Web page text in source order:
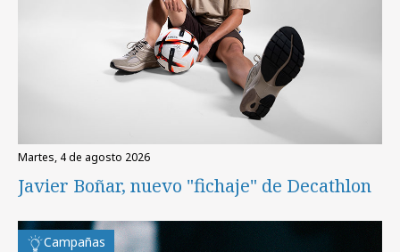
martes, 4 de agosto 2026
Javier Boñar, nuevo "fichaje" de Decathlon
Campañas